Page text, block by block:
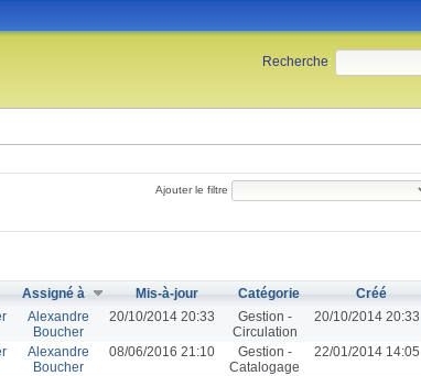
Recherche:
Ajouter le filtre
Assigné à Mis-à-jour Catégorie
Créé
Alexandre
Boucher
20/10/2014 20:33
Gestion -
Circulation
20/10/2014 20:33
Alexandre
Boucher
08/06/2016 21:10
Gestion -
Catalogage
22/01/2014 14:05